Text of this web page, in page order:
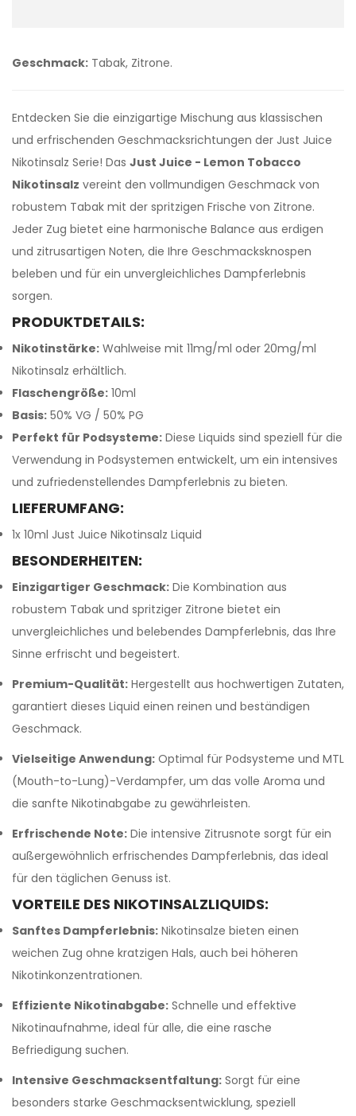
Geschmack: Tabak, Zitrone.
Entdecken Sie die einzigartige Mischung aus klassischen
und erfrischenden Geschmacksrichtungen der Just Juice
Nikotinsalz Serie! Das Just Juice - Lemon Tobacco
Nikotinsalz vereint den vollmundigen Geschmack von
robustem Tabak mit der spritzigen Frische von Zitrone.
Jeder Zug bietet eine harmonische Balance aus erdigen
und zitrusartigen Noten, die Ihre Geschmacksknospen
beleben und für ein unvergleichliches Dampferlebnis
sorgen.
PRODUKTDETAILS:
Nikotinstärke: Wahlweise mit 11mg/ml oder 20mg/ml
Nikotinsalz erhältlich.
Flaschengröße: 10ml
Basis: 50% VG / 50% PG
Perfekt für Podsysteme: Diese Liquids sind speziell für die
Verwendung in Podsystemen entwickelt, um ein intensives
und zufriedenstellendes Dampferlebnis zu bieten.
LIEFERUMFANG:
1x 10ml Just Juice Nikotinsalz Liquid
BESONDERHEITEN:
Einzigartiger Geschmack: Die Kombination aus
robustem Tabak und spritziger Zitrone bietet ein
unvergleichliches und belebendes Dampferlebnis, das Ihre
Sinne erfrischt und begeistert.
Premium-Qualität: Hergestellt aus hochwertigen Zutaten,
garantiert dieses Liquid einen reinen und beständigen
Geschmack.
Vielseitige Anwendung: Optimal für Podsysteme und MTL
(Mouth-to-Lung)-Verdampfer, um das volle Aroma und
die sanfte Nikotinabgabe zu gewährleisten.
Erfrischende Note: Die intensive Zitrusnote sorgt für ein
außergewöhnlich erfrischendes Dampferlebnis, das ideal
für den täglichen Genuss ist.
VORTEILE DES NIKOTINSALZLIQUIDS:
Sanftes Dampferlebnis: Nikotinsalze bieten einen
weichen Zug ohne kratzigen Hals, auch bei höheren
Nikotinkonzentrationen.
Effiziente Nikotinabgabe: Schnelle und effektive
Nikotinaufnahme, ideal für alle, die eine rasche
Befriedigung suchen.
Intensive Geschmacksentfaltung: Sorgt für eine
besonders starke Geschmacksentwicklung, speziell